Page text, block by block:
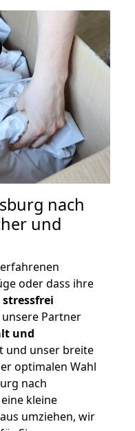
nach
und
oder dass ihre
Partner
und
und unser breite
optimalen Wahl
nach
kleine
umziehen, wir